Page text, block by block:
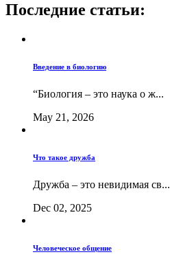
Последние статьи:
Введение в биологию
“Биология – это наука о ж...
May 21, 2026
Что такое дружба
Дружба – это невидимая св...
Dec 02, 2025
Человеческое общение